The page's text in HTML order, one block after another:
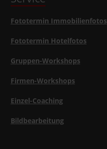
Fototermin Immobilienfotos
Fototermin Hotelfotos
Gruppen-Workshops
Firmen-Workshops
Einzel-Coaching
Bildbearbeitung